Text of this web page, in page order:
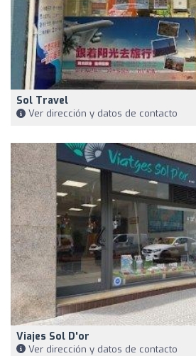
Sol Travel
Ver dirección y datos de contacto
Viajes Sol D'or
Ver dirección y datos de contacto